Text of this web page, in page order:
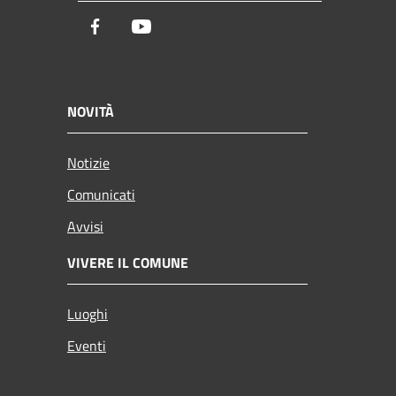
Facebook
NOVITÀ
Notizie
Comunicati
Avvisi
VIVERE IL COMUNE
Luoghi
Eventi